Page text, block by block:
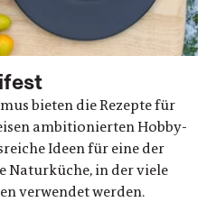
bieten die Rezepte für
ambitionierten Hobby-
Ideen für eine der
in der viele
verwendet werden.